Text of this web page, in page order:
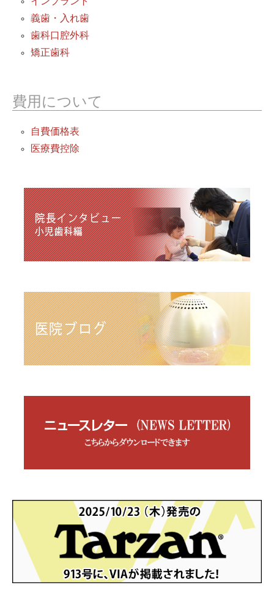
義歯・入れ歯
歯科口腔外科
矯正歯科
費用について
自費価格表
医療費控除